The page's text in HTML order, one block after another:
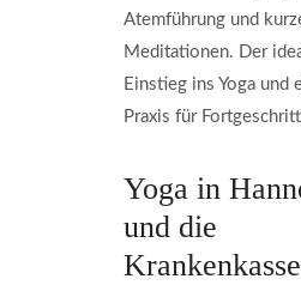
Atemführung und
Meditationen. Der
Einstieg ins Yoga und
Praxis für
Yoga in
und die